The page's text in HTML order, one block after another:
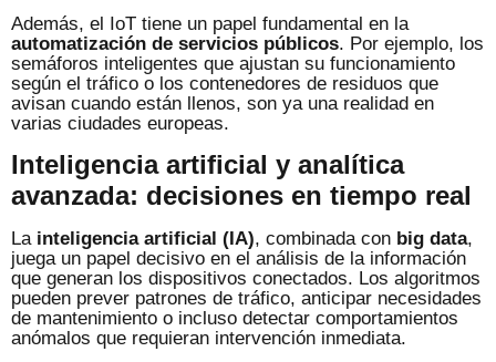
Además, el IoT tiene un papel fundamental en la
automatización de servicios públicos. Por ejemplo, los
semáforos inteligentes que ajustan su funcionamiento
según el tráfico o los contenedores de residuos que
avisan cuando están llenos, son ya una realidad en
varias ciudades europeas.
Inteligencia artificial y analítica
avanzada: decisiones en tiempo real
La inteligencia artificial (IA), combinada con big data,
juega un papel decisivo en el análisis de la información
que generan los dispositivos conectados. Los algoritmos
pueden prever patrones de tráfico, anticipar necesidades
de mantenimiento o incluso detectar comportamientos
anómalos que requieran intervención inmediata.